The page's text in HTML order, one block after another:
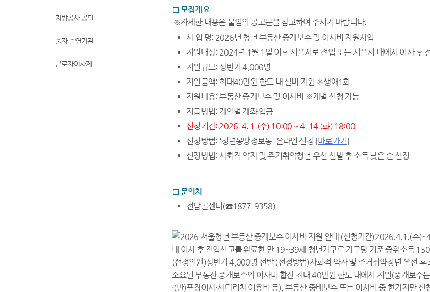
지방공사·공단
출자·출연기관
근로자이사제
□ 모집개요
※자세한 내용은 붙임의 공고문을 참고하여 주시기 바랍니다.
사 업 명: 2026년 청년 부동산 중개보수 및 이사비 지원사업
지원대상: 2024년 1월 1 일 이후 서울시로 전입 또는 서울시 내에서 이사 후
지원규모: 상반기 4 ,000명
지원금액: 최대40만원 한도 내 실비 지원 ※생애1회
지원내용: 부동산 중개보수 및 이사비 ※개별 신청 가능
지급방법: 개인별 계좌 입금
신청기간: 2026. 4. 1.(수) 10:00 ~ 4. 14.(화) 18:00
신청방법: '청년몽땅정보통' 온라인 신청 [바로가기 ]
선정방법: 사회적 약자 및 주거취약청년 우선 선발 후 소득 낮은 순 선정
□ 문의처
전담콜센터 (☎1877-9358)